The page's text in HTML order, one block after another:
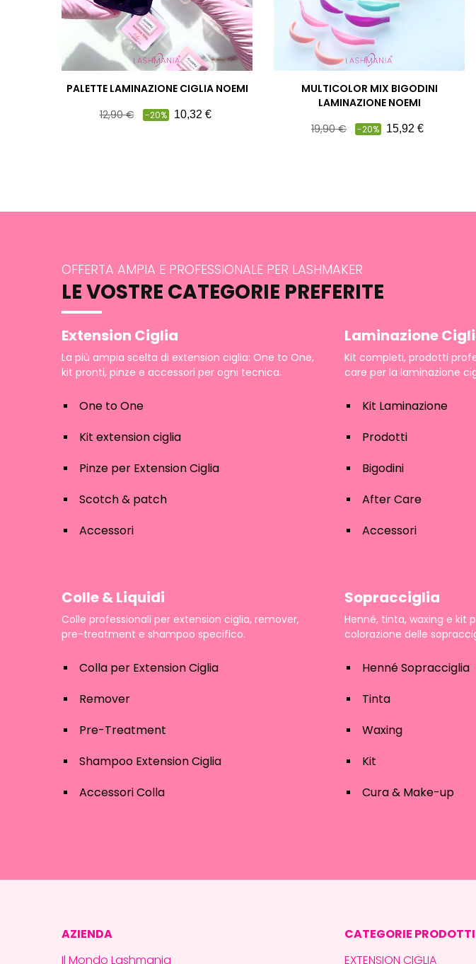
PALETTE LAMINAZIONE CIGLIA NOEMI
Prezzo
12,90 € -20% Prezzo
10,32 €
MULTICOLOR MIX BIGODINI
LAMINAZIONE NOEMI
Prezzo
19,90 € -20% Prezzo
15,92 €
OFFERTA AMPIA E PROFESSIONALE PER LASHMAKER
LE VOSTRE CATEGORIE PREFERITE
Extension Ciglia
La più ampia scelta di extension ciglia: One to One,
kit pronti, pinze e accessori per ogni tecnica.
One to One
Kit extension ciglia
Pinze per Extension Ciglia
Scotch & patch
Accessori
Laminazione
Kit completi, prodotti
care per la laminazione
Kit Laminazione
Prodotti
Bigodini
After Care
Accessori
Colle & Liquidi
Colle professionali per extension ciglia, remover,
pre-treatment e shampoo specifico.
Colla per Extension Ciglia
Remover
Pre-Treatment
Shampoo Extension Ciglia
Accessori Colla
Sopracciglia
Henné, tinta, waxing e kit
colorazione delle
Henné Sopracciglia
Tinta
Waxing
Kit
Cura & Make-up
AZIENDA
Il Mondo Lashmania
CATEGORIE PRODOTTI
EXTENSION CIGLIA